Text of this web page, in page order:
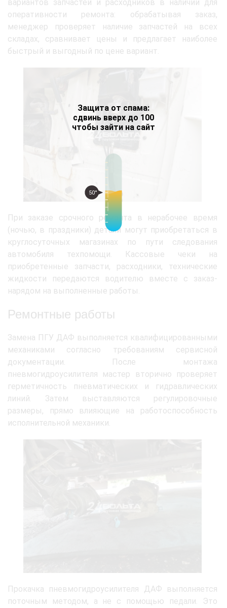
Защита от спама:
сдвинь вверх до 100
чтобы зайти на сайт
50°
вариантов запчастей и расходников в наличии для
оперативности ремонта: обрабатывая заказ,
менеджер проверяет наличие запчастей на всех
складах, сравнивает цены и предлагает наиболее
быстрый и выгодный по цене вариант.
При заказе срочного ремонта в нерабочее время
(ночью, в праздники) детали могут приобретаться в
круглосуточных магазинах по пути следования
автомобиля техпомощи. Кассовые чеки на
приобретенные запчасти, расходники, технические
жидкости передаются водителю вместе с заказ-
нарядом на выполненные работы.
Ремонтные работы
Замена ПГУ ДАФ выполняется квалифицированными
механиками согласно требованиям сервисной
документации. После монтажа
пневмогидроусилителя мастер вторично проверяет
герметичность пневматических и гидравлических
линий. Затем выставляются регулировочные
размеры, прямо влияющие на работоспособность
исполнительной механики.
Прокачка пневмогидроусилителя ДАФ выполняется
поточным методом, а не с помощью педали. Это